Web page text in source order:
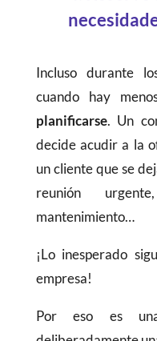
Incluso durante
cuando hay
planificarse. Un
decide acudir a la
un cliente que se
reunión
mantenimiento…
¡Lo inesperado
empresa!
Por eso es